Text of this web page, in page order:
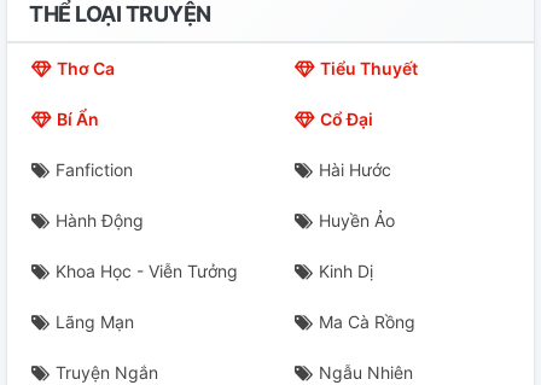
THỂ LOẠI TRUYỆN
Thơ Ca Tiểu Thuyết
Bí Ẩn Cổ Đại
Fanfiction Hài Hước
Hành Động Huyền Ảo
Khoa Học - Viễn Tưởng Kinh Dị
Lãng Mạn Ma Cà Rồng
Truyện Ngắn Ngẫu Nhiên